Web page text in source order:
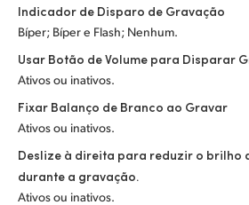
Indicador de Disparo de Gravação
Bíper; Bíper e Flash; Nenhum.
Usar Botão de Volume para Disparar
Ativos ou inativos.
Fixar Balanço de Branco ao Gravar
Ativos ou inativos.
Deslize à direita para reduzir o brilho
durante a gravação.
Ativos ou inativos.